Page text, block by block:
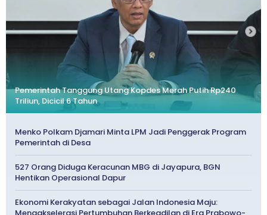
Pemerintah Tanggung Utang Kopdes Merah Putih Rp240
Triliun, Dicicil 6 Tahun
Menko Polkam Djamari Minta LPM Jadi Penggerak Program
Pemerintah di Desa
527 Orang Diduga Keracunan MBG di Jayapura, BGN
Hentikan Operasional Dapur
Ekonomi Kerakyatan sebagai Jalan Indonesia Maju:
Mengakselerasi Pertumbuhan Berkeadilan di Era Prabowo-